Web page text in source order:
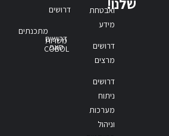
שלנו!ואבטחת
מידע
דרושים
מרצים
דרושים
ניתוח
מערכות
וניהול
דרושים
מתכנתים
דרושים
סאפ
משרות
COBOL